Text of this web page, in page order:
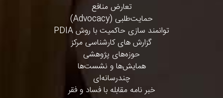
تعارض منافع
حمایت‌طلبی (Advocacy)
توانمند سازی حاکمیت با روش PDIA
گزارش های کارشناسی مرکز
حوزه‌های پژوهشی
همایش‌ها و نشست‌ها
چندرسانه‌ای
خبر نامه مقابله با فساد و فقر